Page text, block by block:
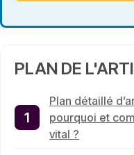
PLAN DE
Plan détaillé
pourquoi et
vital ?